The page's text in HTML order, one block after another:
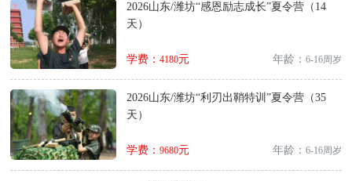
2026山东/潍坊“感恩励志成长”夏令营（14
天）
学费： 4180元 年龄： 6-16周岁
2026山东/潍坊“利刃出鞘特训”夏令营（35
天）
学费： 9680元 年龄： 6-16周岁